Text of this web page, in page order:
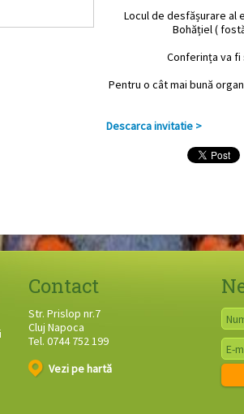
Locul de desfășurare al
Bohățiel (
Conferința va fi
Pentru o cât mai bună
Descarca invitatie >
Contact
Str. Prislop nr.7
Cluj Napoca
Tel. 0744 752 199
Vezi pe hartă